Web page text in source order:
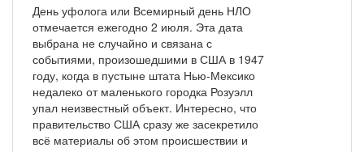
День уфолога или Всемирный день НЛО
отмечается ежегодно 2 июля. Эта дата
выбрана не случайно и связана с
событиями, произошедшими в США в 1947
году, когда в пустыне штата Нью-Мексико
недалеко от маленького городка Розуэлл
упал неизвестный объект. Интересно, что
правительство США сразу же засекретило
всё материалы об этом происшествии и